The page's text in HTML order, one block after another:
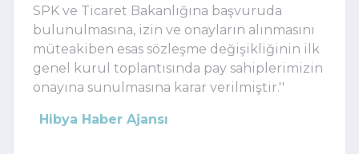
SPK ve Ticaret Bakanlığına başvuruda
bulunulmasına, izin ve onayların alınmasını
müteakiben esas sözleşme değişikliğinin ilk
genel kurul toplantısında pay sahiplerimizin
onayına sunulmasına karar verilmiştir.''
Hibya Haber Ajansı